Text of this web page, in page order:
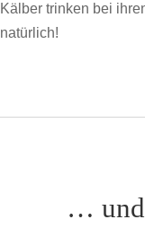
Kälber trinken bei
natürlich!
… und